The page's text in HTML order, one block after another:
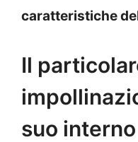
caratteristiche
Il
suo